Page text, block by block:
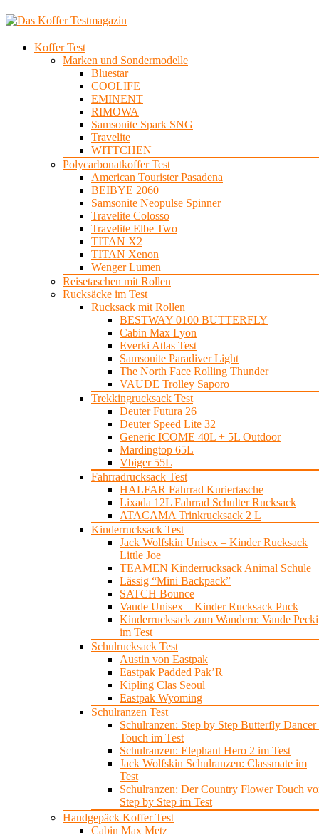
Koffer Test
Marken und Sondermodelle
Bluestar
COOLIFE
EMINENT
RIMOWA
Samsonite Spark SNG
Travelite
WITTCHEN
Polycarbonatkoffer Test
American Tourister Pasadena
BEIBYE 2060
Samsonite Neopulse Spinner
Travelite Colosso
Travelite Elbe Two
TITAN X2
TITAN Xenon
Wenger Lumen
Reisetaschen mit Rollen
Rucksäcke im Test
Rucksack mit Rollen
BESTWAY 0100 BUTTERFLY
Cabin Max Lyon
Everki Atlas Test
Samsonite Paradiver Light
The North Face Rolling Thunder
VAUDE Trolley Saporo
Trekkingrucksack Test
Deuter Futura 26
Deuter Speed Lite 32
Generic ICOME 40L + 5L Outdoor
Mardingtop 65L
Vbiger 55L
Fahrradrucksack Test
HALFAR Fahrrad Kuriertasche
Lixada 12L Fahrrad Schulter Rucksack
ATACAMA Trinkrucksack 2 L
Kinderrucksack Test
Jack Wolfskin Unisex – Kinder Rucksack
Little Joe
TEAMEN Kinderrucksack Animal Schule
Lässig “Mini Backpack”
SATCH Bounce
Vaude Unisex – Kinder Rucksack Puck
Kinderrucksack zum Wandern: Vaude Pecki
im Test
Schulrucksack Test
Austin von Eastpak
Eastpak Padded Pak’R
Kipling Clas Seoul
Eastpak Wyoming
Schulranzen Test
Schulranzen: Step by Step Butterfly Dancer
Touch im Test
Schulranzen: Elephant Hero 2 im Test
Jack Wolfskin Schulranzen: Classmate im
Test
Schulranzen: Der Country Flower Touch
Step by Step im Test
Handgepäck Koffer Test
Cabin Max Metz